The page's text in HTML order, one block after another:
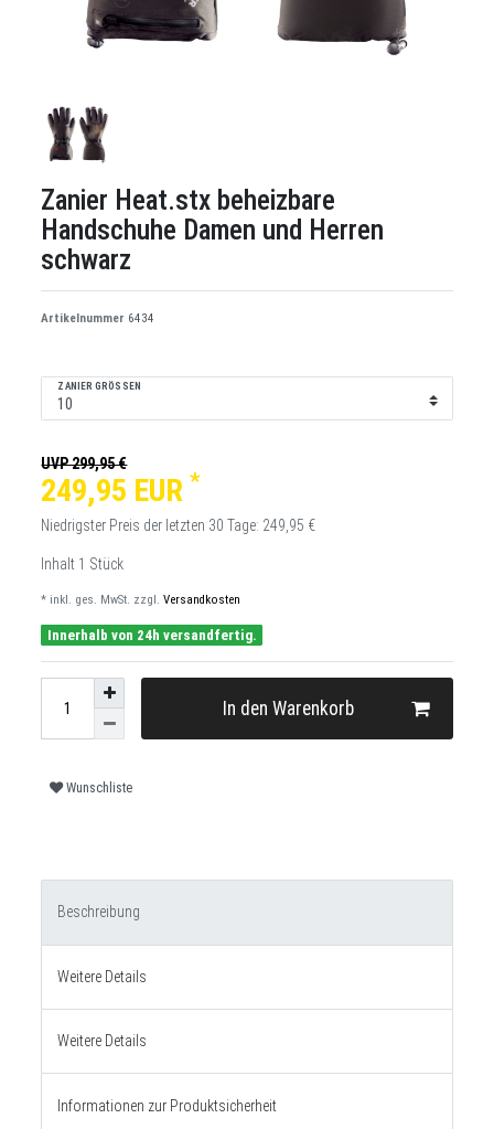
Zanier Heat.stx beheizbare
Handschuhe Damen und Herren
schwarz
Artikelnummer 6434
ZANIER GRÖSSEN
UVP 299,95 €
249,95 EUR *
Niedrigster Preis der letzten 30 Tage: 249,95 €
Inhalt 1 Stück
* inkl. ges. MwSt. zzgl. Versandkosten
Innerhalb von 24h versandfertig.
In den Warenkorb
Wunschliste
Beschreibung
Weitere Details
Weitere Details
Informationen zur Produktsicherheit